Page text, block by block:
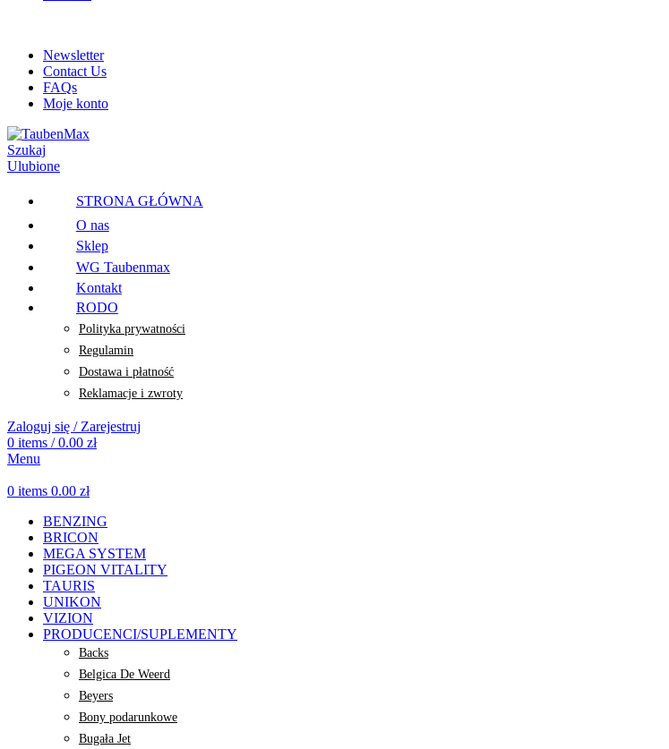
Newsletter
Contact Us
FAQs
Moje konto
Szukaj
Ulubione
STRONA GŁÓWNA
O nas
Sklep
WG Taubenmax
Kontakt
RODO
Polityka prywatności
Regulamin
Dostawa i płatność
Reklamacje i zwroty
Zaloguj się / Zarejestruj
0 items / 0.00 zł
Menu
0 items 0.00 zł
BENZING
BRICON
MEGA SYSTEM
PIGEON VITALITY
TAURIS
UNIKON
VIZION
PRODUCENCI/SUPLEMENTY
Backs
Belgica De Weerd
Beyers
Bony podarunkowe
Bugała Jet